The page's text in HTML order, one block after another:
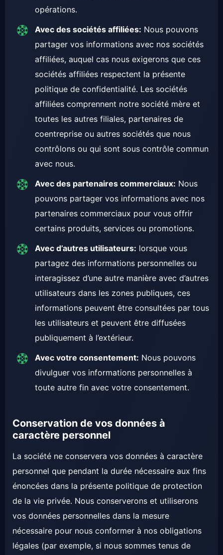
opérations.
Avec des sociétés affiliées: Nous pouvons
partager vos informations avec nos sociétés
affiliées, auquel cas nous exigerons que ces
sociétés affiliées respectent la présente
politique de confidentialité. Les sociétés
affiliées comprennent notre société mère et
toutes les autres filiales, partenaires de
coentreprise ou autres sociétés que nous
contrôlons ou qui sont sous contrôle commun
avec nous.
Avec des partenaires commerciaux: Nous
pouvons partager vos informations avec nos
partenaires commerciaux pour vous offrir
certains produits, services ou promotions.
Avec d’autres utilisateurs: lorsque vous
partagez des informations personnelles ou
interagissez d’une autre manière avec d’autres
utilisateurs dans les zones publiques, ces
informations peuvent être consultées par tous
les utilisateurs et peuvent être diffusées
publiquement à l’extérieur.
Avec votre consentement: Nous pouvons
divulguer vos informations personnelles à
toute autre fin avec votre consentement.
Conservation de vos données à
caractère personnel
La société ne conservera vos données à caractère
personnel que pendant la durée nécessaire aux fins
énoncées dans la présente politique de protection
de la vie privée. Nous conserverons et utiliserons
vos données personnelles dans la mesure
nécessaire pour nous conformer à nos obligations
légales (par exemple, si nous sommes tenus de